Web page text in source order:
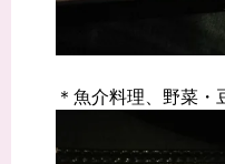
＊魚介料理、野菜・